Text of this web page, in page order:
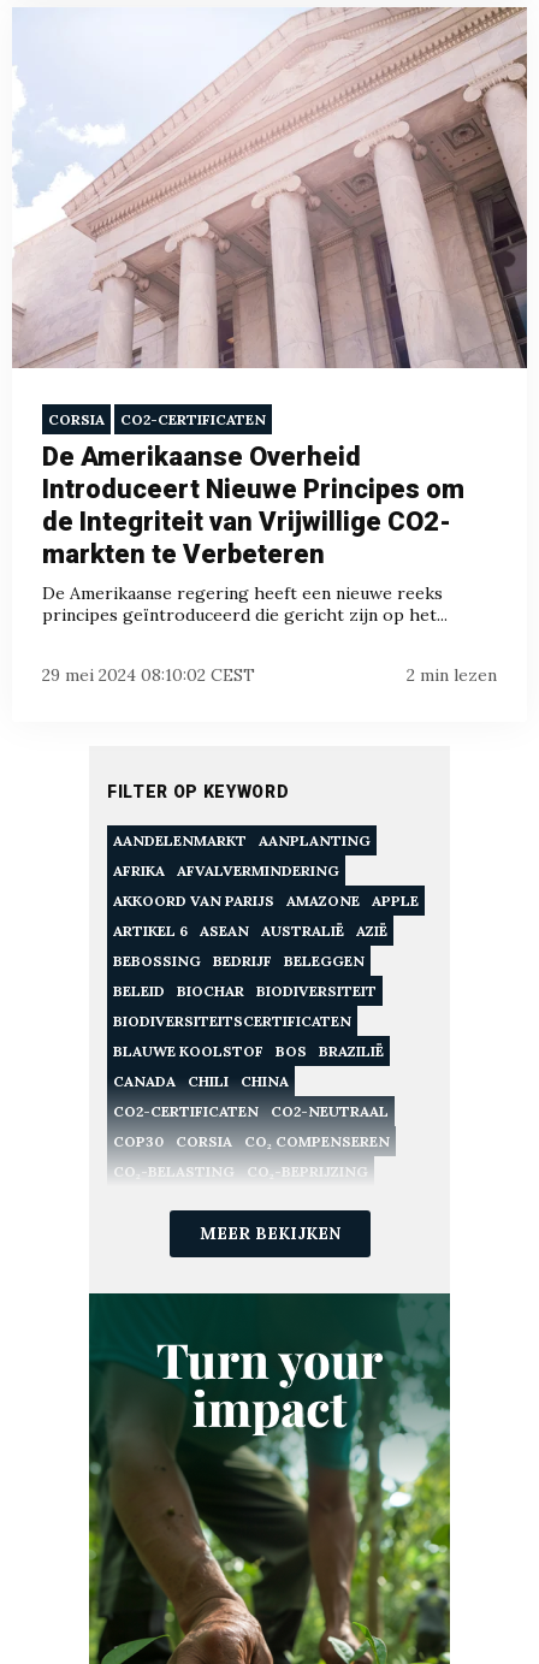
CORSIA CO2-CERTIFICATEN
De Amerikaanse Overheid
Introduceert Nieuwe Principes om
de Integriteit van Vrijwillige CO2-
markten te Verbeteren
De Amerikaanse regering heeft een nieuwe reeks
principes geïntroduceerd die gericht zijn op het...
29 mei 2024 08:10:02 CEST 2 min lezen
FILTER OP KEYWORD
AANDELENMARKT
AANPLANTING
AFRIKA
AFVALVERMINDERING
AKKOORD VAN PARIJS
AMAZONE
APPLE
ARTIKEL 6
ASEAN AUSTRALIË
AZIË
BEBOSSING
BEDRIJF
BELEGGEN
BELEID
BIOCHAR
BIODIVERSITEIT
BIODIVERSITEITSCERTIFICATEN
BLAUWE KOOLSTOF
BOS
BRAZILIË
CANADA
CHILI
CHINA
CO2-CERTIFICATEN
CO2-NEUTRAAL
COP30
CORSIA
CO₂ COMPENSEREN
CO₂-BELASTING
CO₂-BEPRIJZING
CO₂-EMISSIES
CO₂-HANDEL
CO₂-LANDBOUW
CO₂-MARKTEN
CO₂-PROJECT
CO₂-VASTLEGGING
CO₂-VOETAFDRUK
DUITSLAND
DUURZAAM INVESTEREN
DUURZAAMHEID
DUURZAAMHEIDSSTRATEGIE
DUURZAME LANDBOUW
ECOSYSTEEM
ETS EU ETS
EUROPA
EUROPESE UNIE
FINANCIËN
FRANKRIJK
GOLD STANDARD
GREEN EARTH
GROENE OBLIGATIE
GROENE TECHNOLOGIE
HERBEBOSSING
INDONESIË JAPAN
KENIA
KLARNA
KLIMAATNEUTRAAL
MEER BEKIJKEN